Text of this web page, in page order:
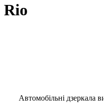
Rio
Автомобільні дзеркала